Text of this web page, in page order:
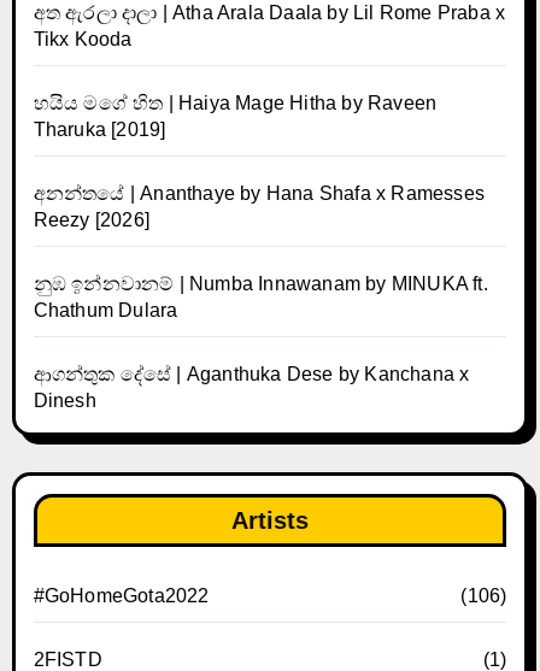
අත ඇරලා දාලා | Atha Arala Daala by Lil Rome Praba x
Tikx Kooda
හයිය මගේ හිත | Haiya Mage Hitha by Raveen
Tharuka [2019]
අනන්තයේ | Ananthaye by Hana Shafa x Ramesses
Reezy [2026]
නුඹ ඉන්නවානම් | Numba Innawanam by MINUKA ft.
Chathum Dulara
ආගන්තුක දේසේ | Aganthuka Dese by Kanchana x
Dinesh
Artists
#GoHomeGota2022 (106)
2FISTD (1)